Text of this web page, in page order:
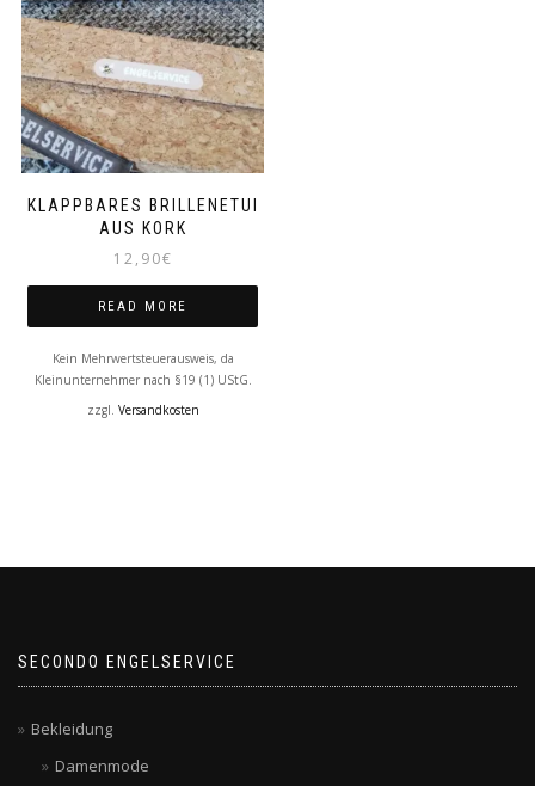
KLAPPBARES BRILLENETUI
AUS KORK
12,90€
READ MORE
Kein Mehrwertsteuerausweis, da
Kleinunternehmer nach §19 (1) UStG.
zzgl. Versandkosten
SECONDO ENGELSERVICE
Bekleidung
Damenmode